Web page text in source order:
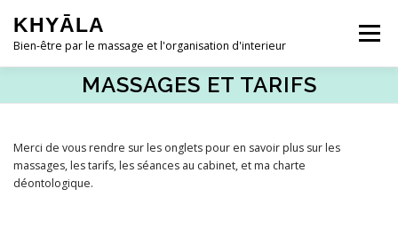
contenu
KHYĀLA
Bien-être par le massage et l'organisation d'interieur
Menu
ACCUEIL QUI SUIS-JE ?
MASSAGES ◿ HOME-ORGANISING ◿
MASSAGES ET TARIFS
Merci de vous rendre sur les onglets pour en savoir plus sur les
massages, les tarifs, les séances au cabinet, et ma charte
déontologique.